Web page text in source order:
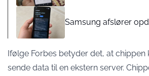
Samsung afslører
Ifølge Forbes betyder det, at chippen
sende data til en ekstern server.